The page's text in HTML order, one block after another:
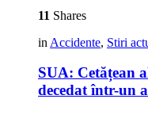
11 Shares
in Accidente, Stiri
SUA: Cetățean
decedat într-un